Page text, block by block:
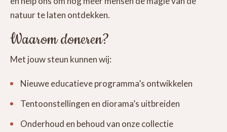
natuur te laten ontdekken.
Waarom doneren?
Met jouw steun kunnen wij:
Nieuwe educatieve programma’s ontwikkelen
Tentoonstellingen en diorama’s uitbreiden
Onderhoud en behoud van onze collectie